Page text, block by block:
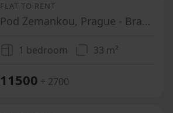
FLAT TO RENT
Pod Zemankou, Prague - Braník
1 bedroom 33 m²
11500 + 2700